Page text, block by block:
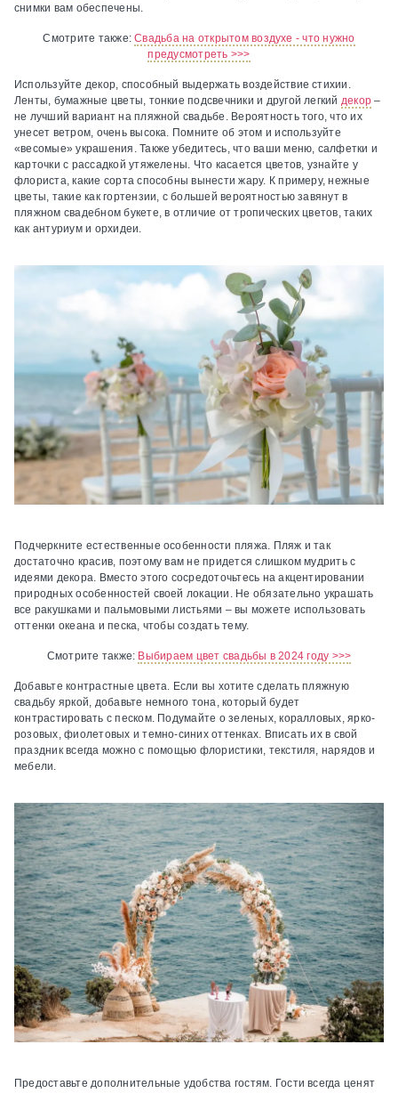
снимки вам обеспечены.
Смотрите также:Свадьба на открытом воздухе - что нужно
предусмотреть >>>
Используйте декор, способный выдержать воздействие стихии.
Ленты, бумажные цветы, тонкие подсвечники и другой легкий декор –
не лучший вариант на пляжной свадьбе. Вероятность того, что их
унесет ветром, очень высока. Помните об этом и используйте
«весомые» украшения. Также убедитесь, что ваши меню, салфетки и
карточки с рассадкой утяжелены. Что касается цветов, узнайте у
флориста, какие сорта способны вынести жару. К примеру, нежные
цветы, такие как гортензии, с большей вероятностью завянут в
пляжном свадебном букете, в отличие от тропических цветов, таких
как антуриум и орхидеи.
Подчеркните естественные особенности пляжа. Пляж и так
достаточно красив, поэтому вам не придется слишком мудрить с
идеями декора. Вместо этого сосредоточьтесь на акцентировании
природных особенностей своей локации. Не обязательно украшать
все ракушками и пальмовыми листьями – вы можете использовать
оттенки океана и песка, чтобы создать тему.
Смотрите также: Выбираем цвет свадьбы в 2024 году >>>
Добавьте контрастные цвета. Если вы хотите сделать пляжную
свадьбу яркой, добавьте немного тона, который будет
контрастировать с песком. Подумайте о зеленых, коралловых, ярко-
розовых, фиолетовых и темно-синих оттенках. Вписать их в свой
праздник всегда можно с помощью флористики, текстиля, нарядов и
мебели.
Предоставьте дополнительные удобства гостям. Гости всегда ценят